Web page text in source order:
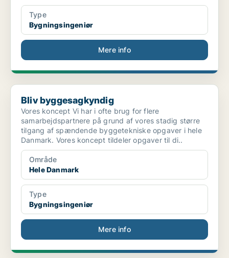
Type
Bygningsingeniør
Mere info
Bliv byggesagkyndig
Bliv byggesagkyndig
Vores koncept Vi har i ofte brug for flere
samarbejdspartnere på grund af vores stadig større
tilgang af spændende byggetekniske opgaver i hele
Danmark. Vores koncept tildeler opgaver til di..
Område
Hele Danmark
Type
Bygningsingeniør
Mere info